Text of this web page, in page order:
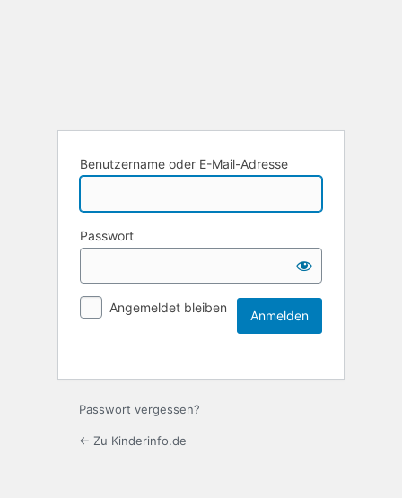
Benutzername oder E-Mail-Adresse
Passwort
Angemeldet bleiben
Passwort vergessen?
← Zu Kinderinfo.de